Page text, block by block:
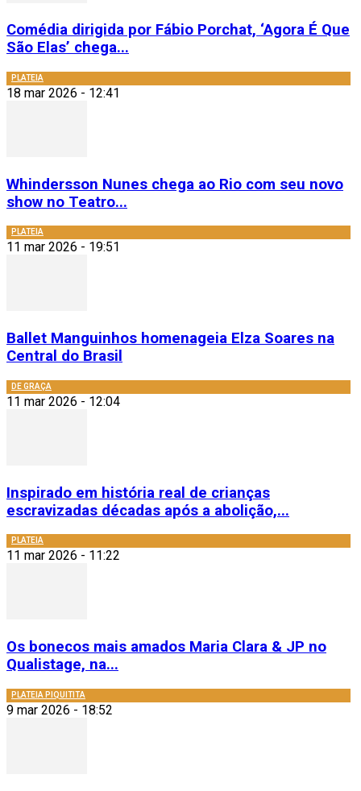
Comédia dirigida por Fábio Porchat, ‘Agora É Que
São Elas’ chega...
PLATEIA
18 mar 2026 - 12:41
Whindersson Nunes chega ao Rio com seu novo
show no Teatro...
PLATEIA
11 mar 2026 - 19:51
Ballet Manguinhos homenageia Elza Soares na
Central do Brasil
DE GRAÇA
11 mar 2026 - 12:04
Inspirado em história real de crianças
escravizadas décadas após a abolição,...
PLATEIA
11 mar 2026 - 11:22
Os bonecos mais amados Maria Clara & JP no
Qualistage, na...
PLATEIA PIQUITITA
9 mar 2026 - 18:52